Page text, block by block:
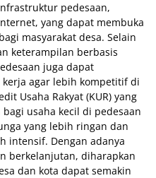
pedesaan,
yang dapat membuka
masyarakat desa. Selain
keterampilan berbasis
juga dapat
agar lebih kompetitif di
Usaha Rakyat (KUR) yang
usaha kecil di pedesaan
yang lebih ringan dan
intensif. Dengan adanya
berkelanjutan, diharapkan
dan kota dapat semakin